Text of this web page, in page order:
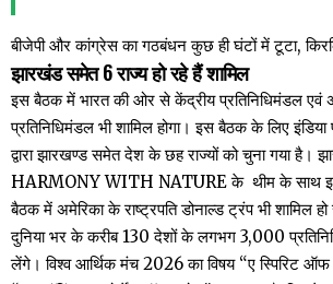
बीजेपी और कांग्रेस का गठबंधन कुछ ही घंटों में टूटा,
झारखंड समेत 6 राज्य हो रहे हैं शामिल
इस बैठक में भारत की ओर से केंद्रीय प्रतिनिधिमंडल एवं
प्रतिनिधिमंडल भी शामिल होगा। इस बैठक के लिए
द्वारा झारखण्ड समेत देश के छह राज्यों को चुना गया
HARMONY WITH NATURE के थीम के साथ
बैठक में अमेरिका के राष्ट्रपति डोनाल्ड ट्रंप भी शामिल
दुनिया भर के करीब 130 देशों के लगभग 3,000
लेंगे। विश्व आर्थिक मंच 2026 का विषय “ए स्पिरिट